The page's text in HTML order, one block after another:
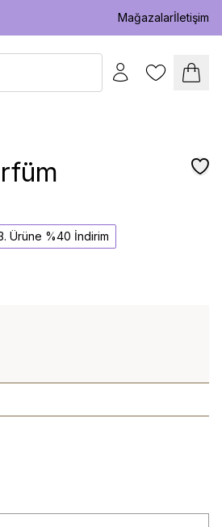
Mağazalarİletişim
Ürüne %40 İndirim